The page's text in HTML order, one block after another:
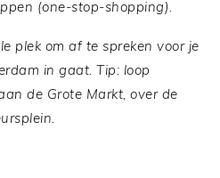
(one-stop-shopping).
plek om af te spreken voor je
in gaat. Tip: loop
de Grote Markt, over de